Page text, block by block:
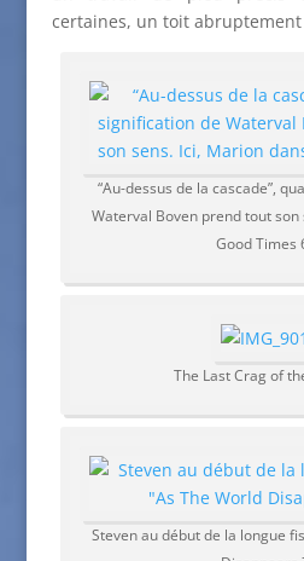
certaines, un toit
“Au-dessus de la cascade”,
Waterval Boven prend tout son
Good Times
The Last Crag of
Steven au début de la longue